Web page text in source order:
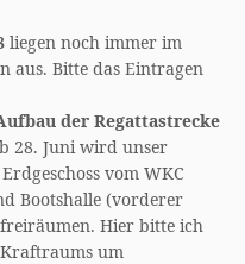
liegen noch immer im
aus. Bitte das Eintragen
der Regattastrecke
28. Juni wird unser
vom WKC
Bootshalle (vorderer
Hier bitte ich
um